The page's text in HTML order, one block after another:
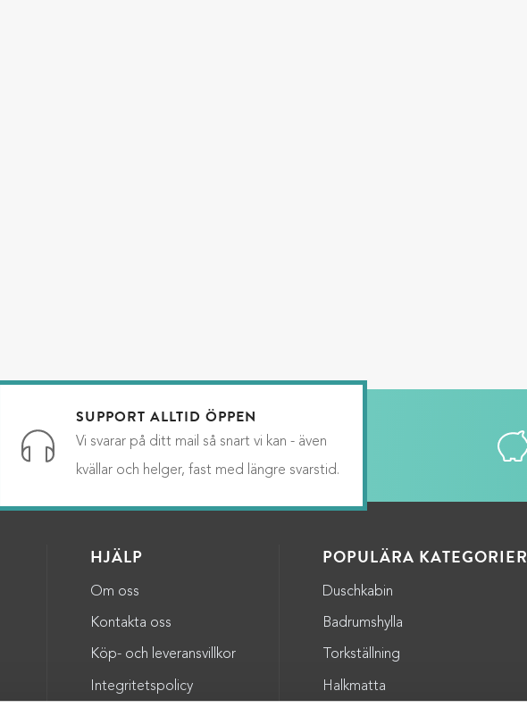
SUPPORT ALLTID ÖPPEN
Vi svarar på ditt mail så snart vi kan - även
kvällar och helger, fast med längre svarstid.
HJÄLP
Om oss
Kontakta oss
Köp- och leveransvillkor
Integritetspolicy
POPULÄRA KATEGORIER
Duschkabin
Badrumshylla
Torkställning
Halkmatta